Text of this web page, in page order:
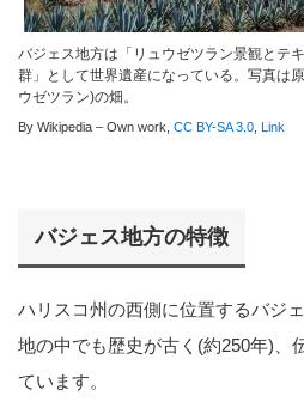
バジェス地方は「リュウゼツラン景観とテ
群」として世界遺産になっている。写真は
ウゼツラン)の畑。
By Wikipedia – Own work CC BY-SA 3.0 Link
バジェス地方の特徴
ハリスコ州の西側に位置するバジ
地の中でも歴史が古く(約250年)、
ています。